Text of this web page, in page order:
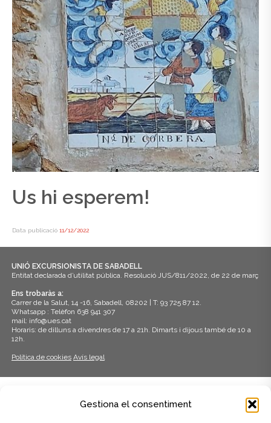
Gestiona el consentiment
Us hi esperem!
Data publicació 11/12/2022
UNIÓ EXCURSIONISTA DE SABADELL
Entitat declarada d’utilitat pública. Resolució JUS/811/2022, de 22 de març
Ens trobaràs a:
Carrer de la Salut, 14 -16, Sabadell, 08202 | T: 93 725 87 12.
Whatsapp : Telèfon 638 941 307
mail: info@ues.cat
Horaris: de dilluns a divendres de 17 a 21h. Dimarts i dijous també de 10 a
12h.
Política de cookies Avís legal